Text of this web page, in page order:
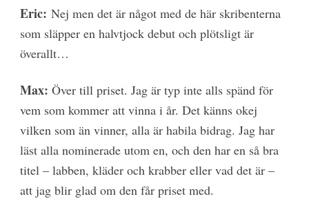
Eric: Nej men det är något med de här skribenterna
som släpper en halvtjock debut och plötsligt är
överallt…
Max: Över till priset. Jag är typ inte alls spänd för
vem som kommer att vinna i år. Det känns okej
vilken som än vinner, alla är habila bidrag. Jag har
läst alla nominerade utom en, och den har en så bra
titel – labben, kläder och krabber eller vad det är –
att jag blir glad om den får priset med.